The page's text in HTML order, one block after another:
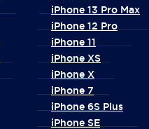
iPhone 13 Pro Max
iPhone 12 Pro
iPhone 11
iPhone XS
iPhone X
iPhone 7
iPhone 6S Plus
iPhone SE